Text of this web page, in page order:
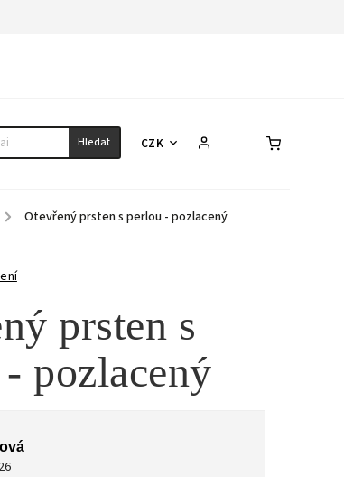
Hledat CZK
NÁHRDELNÍKY NÁRAMKY
/ Otevřený prsten s perlou - pozlacený
prsten s
pozlacený